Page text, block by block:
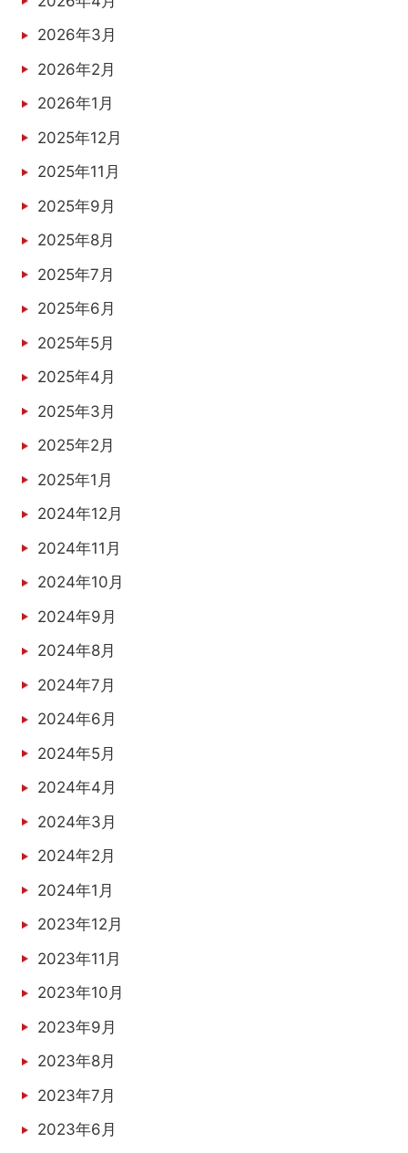
2026年3月
2026年2月
2026年1月
2025年12月
2025年11月
2025年9月
2025年8月
2025年7月
2025年6月
2025年5月
2025年4月
2025年3月
2025年2月
2025年1月
2024年12月
2024年11月
2024年10月
2024年9月
2024年8月
2024年7月
2024年6月
2024年5月
2024年4月
2024年3月
2024年2月
2024年1月
2023年12月
2023年11月
2023年10月
2023年9月
2023年8月
2023年7月
2023年6月